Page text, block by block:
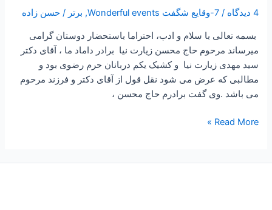
4 دیدگاه /7-وقایع شگفت Wonderful events , برتر /حسن زاده
بسمه تعالی با سلام و ادب، احتراما باستحضار دوستان گرامی
میرساند مرحوم حاج محسن زیارت نیا برادر داماد ما ، آقای دکتر
سید مهدی زیارت نیا و کشیک یکم دربانان حرم رضوی بود و
مطالبی که عرض می شود نقل قول از آقای دکتر و فرزند مرحوم
می باشد .وی گفت برادرم حاج محسن ،
Read More »